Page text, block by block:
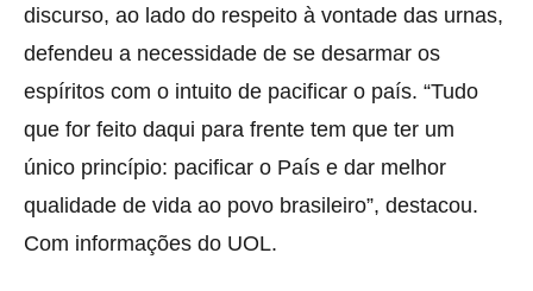
discurso, ao lado do respeito à vontade das urnas,
defendeu a necessidade de se desarmar os
espíritos com o intuito de pacificar o país. “Tudo
que for feito daqui para frente tem que ter um
único princípio: pacificar o País e dar melhor
qualidade de vida ao povo brasileiro”, destacou.
Com informações do UOL.